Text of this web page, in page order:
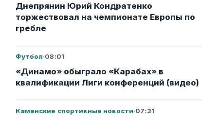
Днепрянин Юрий Кондратенко
торжествовал на чемпионате Европы по
гребле
Футбол·08:01
«Динамо» обыграло «Карабах» в
квалификации Лиги конференций (видео)
Каменские спортивные новости·07:31